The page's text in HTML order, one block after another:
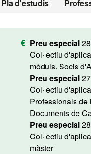
Pla d'estudis
Preu especial
Col·lectiu d'aplicació: Alumni FUAB de
mòduls. Socis
Preu especial
Col·lectiu d'aplicació: Membres de
Professionals de
Documents de
Preu especial
Col·lectiu d'aplicació: Alumni UAB
màster